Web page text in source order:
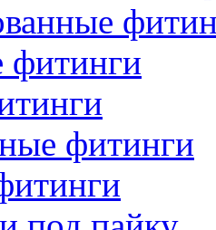
фитинги
фитинги